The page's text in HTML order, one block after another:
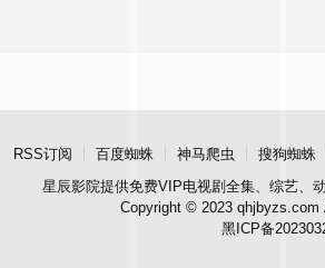
RSS订阅 百度蜘蛛 神马爬虫 搜狗蜘蛛
星辰影院提供免费VIP电视剧全集、综艺、
Copyright © 2023 qhjbyzs.com
黑ICP备